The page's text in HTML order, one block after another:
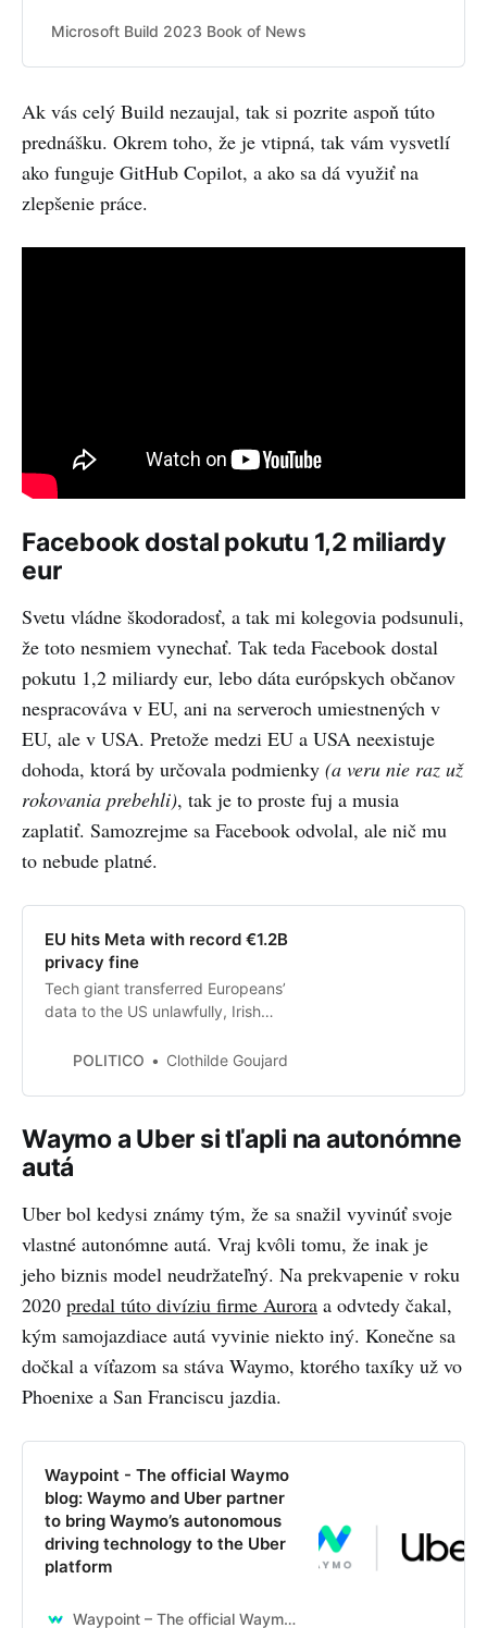
Microsoft Build 2023 Book of News
Ak vás celý Build nezaujal, tak si pozrite aspoň túto
prednášku. Okrem toho, že je vtipná, tak vám vysvetlí
ako funguje GitHub Copilot, a ako sa dá využiť na
zlepšenie práce.
Facebook dostal pokutu 1,2 miliardy
eur
Svetu vládne škodoradosť, a tak mi kolegovia podsunuli,
že toto nesmiem vynechať. Tak teda Facebook dostal
pokutu 1,2 miliardy eur, lebo dáta európskych občanov
nespracováva v EU, ani na serveroch umiestnených v
EU, ale v USA. Pretože medzi EU a USA neexistuje
dohoda, ktorá by určovala podmienky (a veru nie raz už
rokovania prebehli), tak je to proste fuj a musia
zaplatiť. Samozrejme sa Facebook odvolal, ale nič mu
to nebude platné.
EU hits Meta with record €1.2B
privacy fine
Tech giant transferred Europeans’
data to the US unlawfully, Irish
POLITICO
Clothilde Goujard
Waymo a Uber si tľapli na autonómne
autá
Uber bol kedysi známy tým, že sa snažil vyvinúť svoje
vlastné autonómne autá. Vraj kvôli tomu, že inak je
jeho biznis model neudržateľný. Na prekvapenie v roku
2020 predal túto divíziu firme Aurora a odvtedy čakal,
kým samojazdiace autá vyvinie niekto iný. Konečne sa
dočkal a víťazom sa stáva Waymo, ktorého taxíky už vo
Phoenixe a San Franciscu jazdia.
Waypoint - The official Waymo
blog: Waymo and Uber partner
to bring Waymo’s autonomous
driving technology to the Uber
platform
Waypoint – The official Waymo blog